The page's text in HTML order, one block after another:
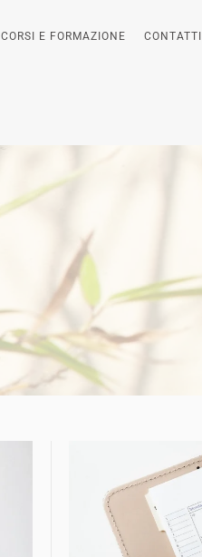
CORSI E FORMAZIONE CONTATTI